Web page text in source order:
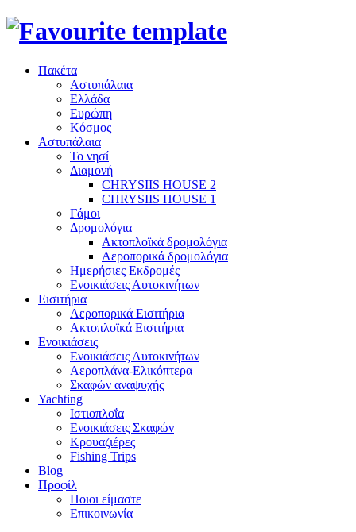
Πακέτα
Αστυπάλαια
Ελλάδα
Ευρώπη
Κόσμος
Αστυπάλαια
Το νησί
Διαμονή
CHRYSIIS HOUSE 2
CHRYSIIS HOUSE 1
Γάμοι
Δρομολόγια
Ακτοπλοϊκά δρομολόγια
Αεροπορικά δρομολόγια
Ημερήσιες Εκδρομές
Ενοικιάσεις Αυτοκινήτων
Εισιτήρια
Αεροπορικά Εισιτήρια
Ακτοπλοϊκά Εισιτήρια
Ενοικιάσεις
Ενοικιάσεις Αυτοκινήτων
Αεροπλάνα-Ελικόπτερα
Σκαφών αναψυχής
Yachting
Ιστιοπλοΐα
Ενοικιάσεις Σκαφών
Κρουαζιέρες
Fishing Trips
Blog
Προφίλ
Ποιοι είμαστε
Επικοινωνία